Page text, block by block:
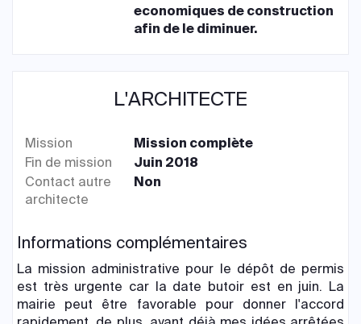
economiques de construction
afin de le diminuer.
L'ARCHITECTE
Mission
Mission complète
Fin de mission
Juin 2018
Contact autre
architecte
Non
Informations complémentaires
La mission administrative pour le dépôt de permis
est très urgente car la date butoir est en juin. La
mairie peut être favorable pour donner l'accord